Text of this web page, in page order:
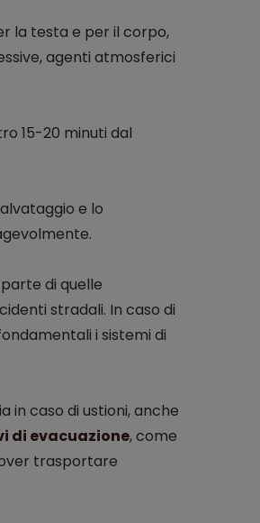
la testa e per il corpo,
agenti atmosferici
15-20 minuti dal
e lo
di quelle
stradali. In caso di
i sistemi di
in caso di ustioni, anche
di evacuazione, come
trasportare